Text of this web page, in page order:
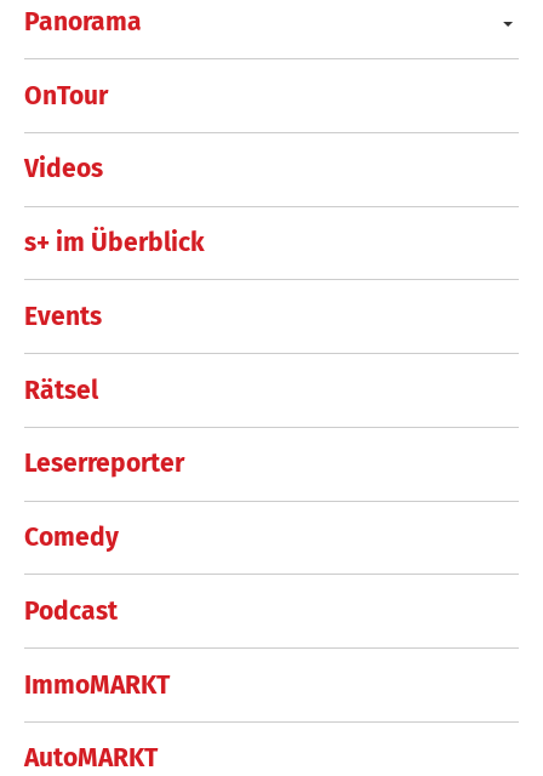
Panorama
OnTour
Videos
s+ im Überblick
Events
Rätsel
Leserreporter
Comedy
Podcast
ImmoMARKT
AutoMARKT